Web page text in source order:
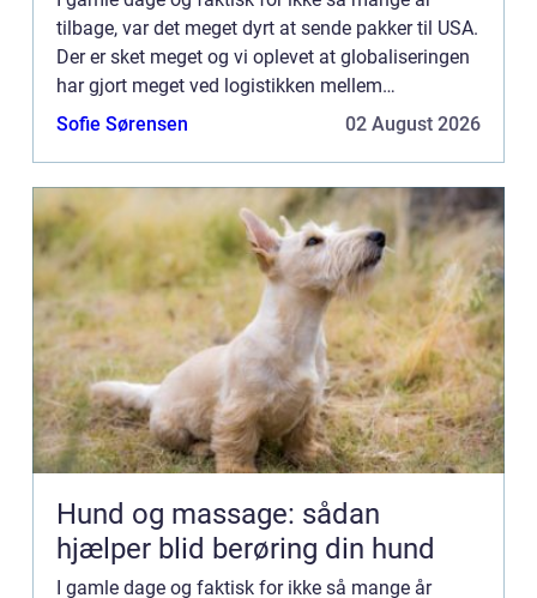
tilbage, var det meget dyrt at sende pakker til USA.
Der er sket meget og vi oplevet at globaliseringen
har gjort meget ved logistikken mellem
landegrænserne. Du kan derfor let handle p&a...
Sofie Sørensen 02 August 2026
Hund og massage: sådan
hjælper blid berøring din hund
I gamle dage og faktisk for ikke så mange år